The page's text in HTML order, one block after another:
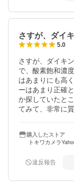
さすが、ダイ
5.0
さすが、ダイキ
で、酸素飽和濃
はあまりにも高
ーはあまり正確
か探していたと
てみて、非常に
もついているの
もオシャレで、
購入したストア
トキワカメラ
違反報告